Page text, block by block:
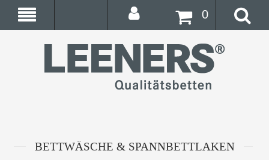
0
BETTWÄSCHE & SPANNBETTLAKEN